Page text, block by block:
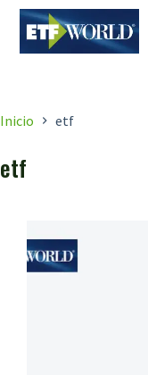
Saltar
contenido
Inicio etf
etf